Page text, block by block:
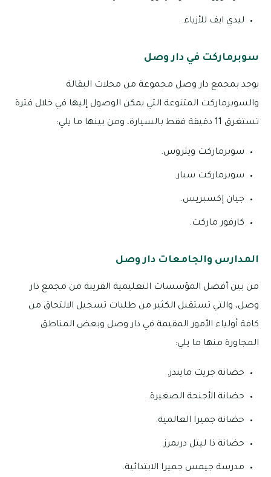
ليدي ايف للأزياء.
سوبرماركت في دار وصل
يوجد بمجمع دار وصل مجموعة من محلات البقالة
والسوبرماركت المتنوعة التي يمكن الوصول إليها في خلال فترة
تستغرق 11 دقيقة فقط بالسيارة، ومن بينها ما يلي:
سوبرماركت ويتروس.
سوبرماركت سبار.
جيان إكسبريس.
كارفور ماركت.
المدارس والجامعات دار وصل
من بين أفضل المؤسسات التعليمية القريبة من مجمع دار
وصل، والتي تستقبل الكثير من طلبات تسجيل الالتحاق من
كافة أولياء الأمور المقيمة في دار وصل وبعض المناطق
المجاورة منها ما يلي:
حضانة جريت مايندز.
حضانة الأجنحة الصغيرة.
حضانة جميرا العالمية.
حضانة ذا ليتل دريمرز.
مدرسة جيمس جميرا الابتدائية.